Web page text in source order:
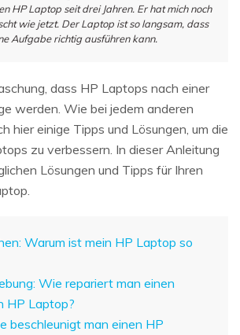
HP Laptop seit drei Jahren. Er hat mich noch
wie jetzt. Der Laptop ist so langsam, dass
Aufgabe richtig ausführen kann.
dass HP Laptops nach einer
werden. Wie bei jedem anderen
hier einige Tipps und Lösungen, um die
zu verbessern. In dieser Anleitung
Lösungen und Tipps für Ihren
Warum ist mein HP Laptop so
Wie repariert man einen
HP Laptop?
beschleunigt man einen HP